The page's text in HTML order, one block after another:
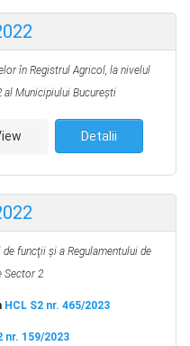
în Registrul Agricol, la nivelul
al Municipiului București
Detalii
funcţii şi a Regulamentului de
Sector 2
HCL S2 nr. 465/2023
nr. 159/2023